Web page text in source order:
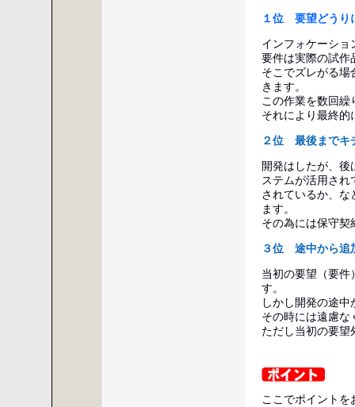
１位 要望どうり
インフォケーショ
要件は実際の試作
そこでズレがる場
きます。
この作業を数回繰
それにより最終的
２位 最後までキ
開発はしたが、後
ステムが活用され
されているか、な
ます。
その為には保守契
３位 途中から追
当初の要望（要件
す。
しかし開発の途
その時には遠慮な
ただし当初の要望
ここでポイントを